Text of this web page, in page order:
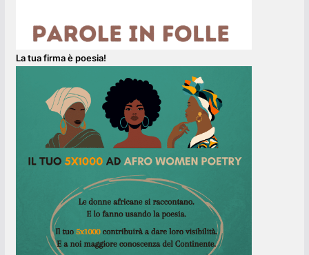
La tua firma è poesia!